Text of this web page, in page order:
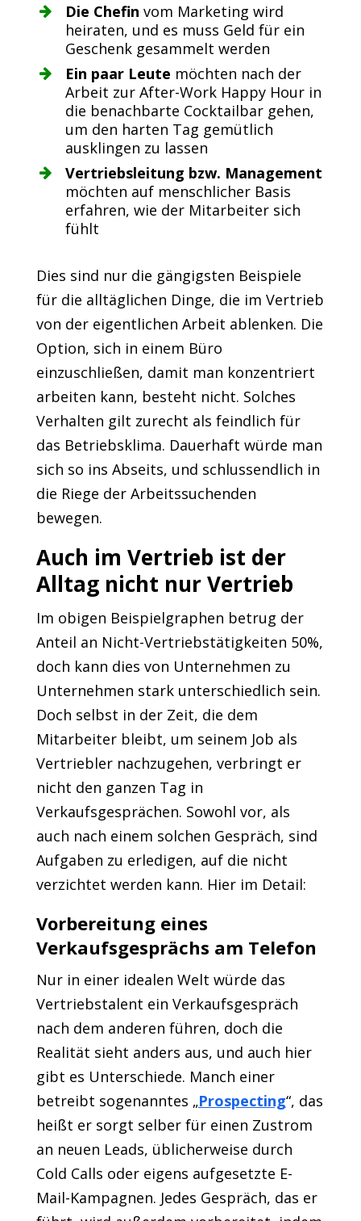
Die Chefin vom Marketing wird
heiraten, und es muss Geld für ein
Geschenk gesammelt werden
Ein paar Leute möchten nach der
Arbeit zur After-Work Happy Hour in
die benachbarte Cocktailbar gehen,
um den harten Tag gemütlich
ausklingen zu lassen
Vertriebsleitung bzw. Management
möchten auf menschlicher Basis
erfahren, wie der Mitarbeiter sich
fühlt
Dies sind nur die gängigsten Beispiele
für die alltäglichen Dinge, die im Vertrieb
von der eigentlichen Arbeit ablenken. Die
Option, sich in einem Büro
einzuschließen, damit man konzentriert
arbeiten kann, besteht nicht. Solches
Verhalten gilt zurecht als feindlich für
das Betriebsklima. Dauerhaft würde man
sich so ins Abseits, und schlussendlich in
die Riege der Arbeitssuchenden
bewegen.
Auch im Vertrieb ist der
Alltag nicht nur Vertrieb
Im obigen Beispielgraphen betrug der
Anteil an Nicht-Vertriebstätigkeiten 50%,
doch kann dies von Unternehmen zu
Unternehmen stark unterschiedlich sein.
Doch selbst in der Zeit, die dem
Mitarbeiter bleibt, um seinem Job als
Vertriebler nachzugehen, verbringt er
nicht den ganzen Tag in
Verkaufsgesprächen. Sowohl vor, als
auch nach einem solchen Gespräch, sind
Aufgaben zu erledigen, auf die nicht
verzichtet werden kann. Hier im Detail:
Vorbereitung eines
Verkaufsgesprächs am Telefon
Nur in einer idealen Welt würde das
Vertriebstalent ein Verkaufsgespräch
nach dem anderen führen, doch die
Realität sieht anders aus, und auch hier
gibt es Unterschiede. Manch einer
betreibt sogenanntes „Prospecting“, das
heißt er sorgt selber für einen Zustrom
an neuen Leads, üblicherweise durch
Cold Calls oder eigens aufgesetzte E-
Mail-Kampagnen. Jedes Gespräch, das er